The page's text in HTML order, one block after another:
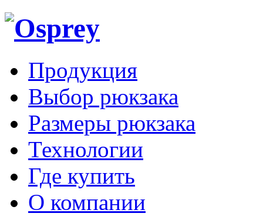
Продукция
Выбор рюкзака
Размеры рюкзака
Технологии
Где купить
О компании